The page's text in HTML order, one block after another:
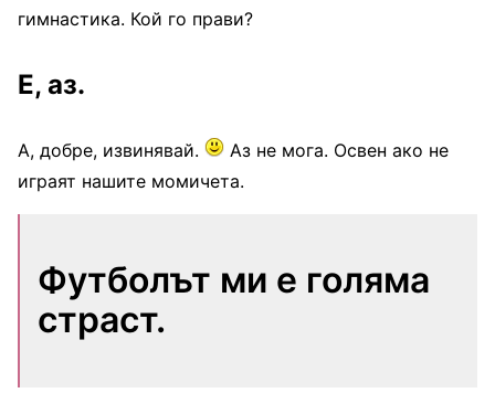
гимнастика. Кой го прави?
Е, аз.
А, добре, извинявай.
Аз не мога. Освен ако не
играят нашите момичета.
Футболът ми е голяма
страст.